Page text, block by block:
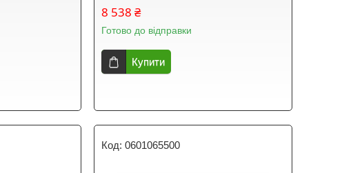
8 538 ₴
Готово до відправки
Купити
0601065500